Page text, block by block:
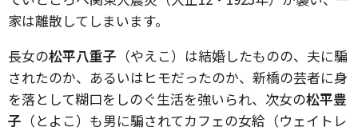
家は離散してしまいます。
長女の松平八重子 （やえこ）は結婚したものの、夫に騙
されたのか、あるいはヒモだったのか、新橋の芸者に身
を落として糊口をしのぐ生活を強いられ、次女の松平豊
子 （とよこ）も男に騙されてカフェの女給（ウェイトレ